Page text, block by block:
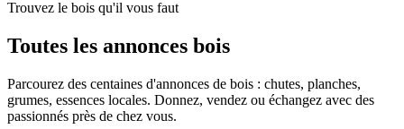
Trouvez le bois qu'il vous faut
Toutes les annonces bois
Parcourez des centaines d'annonces de bois : chutes, planches,
grumes, essences locales. Donnez, vendez ou échangez avec des
passionnés près de chez vous.